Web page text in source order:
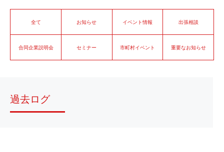
全て お知らせ イベント情報 出張相談
合同企業説明会 セミナー 市町村イベント 重要なお知らせ
過去ログ